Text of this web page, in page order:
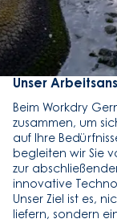
Unser
Beim Workdry
zusammen, um
auf Ihre
begleiten wir Sie
zur
innovative
Unser Ziel ist es,
liefern, sondern